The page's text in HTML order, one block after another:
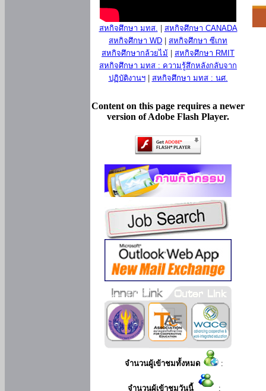
สหกิจศึกษา มทส.
สหกิจศึกษา CANADA
สหกิจศึกษา WD
สหกิจศึกษา ซีเกท
สหกิจศึกษากล้วยไม้
สหกิจศึกษา RMIT
สหกิจศึกษา มทส : ความรู้สึกหลังกลับจาก
ปฏิบัติงานฯ| สหกิจศึกษา มทส : นศ.
Content on this page requires a newer
version of Adobe Flash Player.
จำนวนผู้เข้าชมทั้งหมด :
จำนวนผู้เข้าชมวันนี้ :